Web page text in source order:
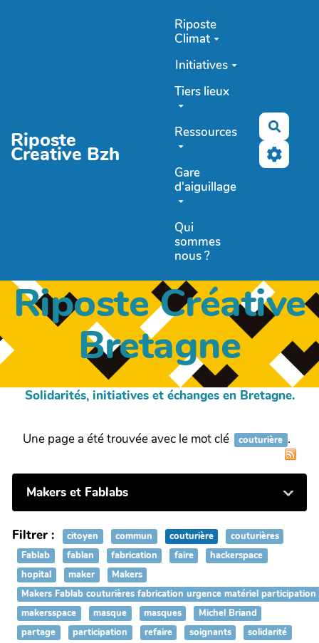
Riposte
Creative Bzh
Riposte
Climat
Initiatives
Tiers lieux
Ressources
Gare
d'aiguillage
Qui
sommes
nous ?
Riposte Créative
Bretagne
Solidarités, initiatives et échanges en Bretagne.
Une page a été trouvée avec le mot clé couturière .
Makers et Fablabs
Filtrer : citoyen commun couturière
couturières
Fablab
fablan fabrication faire
hackerspace
hopital
maker
Makers
Makers Fablab couturières fabrication urgence matériel
makersspace
masque masques
Michel Briand
partage
participation refaire soignants
solidarité